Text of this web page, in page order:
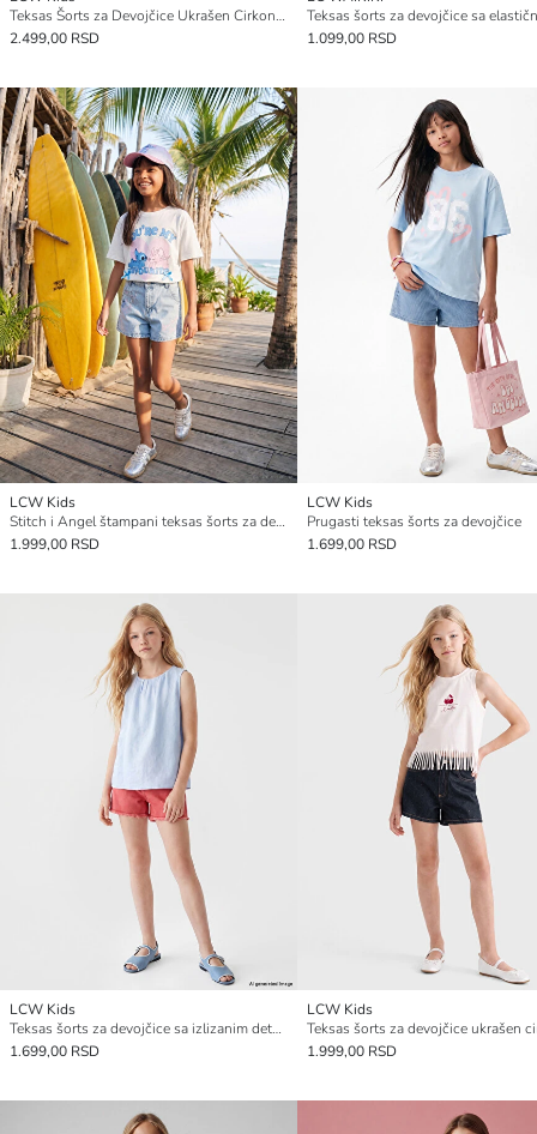
Teksas Šorts za Devojčice Ukrašen Cirkonima
2.499,00 RSD
1.099,00 RSD
LCW Kids
Stitch i Angel štampani teksas šorts za devojčice
1.999,00 RSD
LCW Kids
Prugasti teksas šorts za devojčice
1.699,00 RSD
LCW Kids
Teksas šorts za devojčice sa izlizanim detaljima
1.699,00 RSD
LCW Kids
1.999,00 RSD